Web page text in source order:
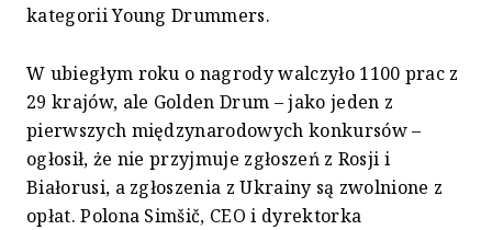
kategorii Young Drummers.
W ubiegłym roku o nagrody walczyło 1100 prac z
29 krajów, ale Golden Drum – jako jeden z
pierwszych międzynarodowych konkursów –
ogłosił, że nie przyjmuje zgłoszeń z Rosji i
Białorusi, a zgłoszenia z Ukrainy są zwolnione z
opłat. Polona Simšič, CEO i dyrektorka